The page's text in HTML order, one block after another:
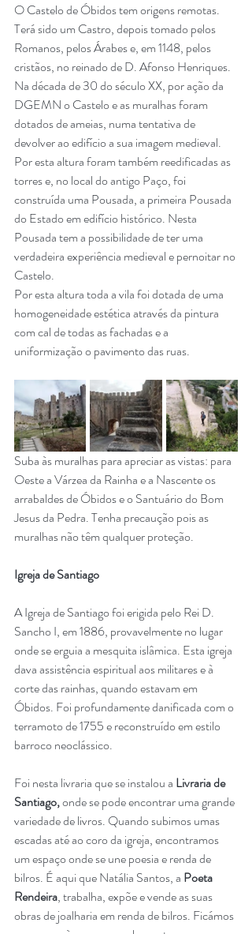
O Castelo de Óbidos tem origens remotas.
Terá sido um Castro, depois tomado pelos
Romanos, pelos Árabes e, em 1148, pelos
cristãos, no reinado de D. Afonso Henriques.
Na década de 30 do século XX, por ação da
DGEMN o Castelo e as muralhas foram
dotados de ameias, numa tentativa de
devolver ao edifício a sua imagem medieval.
Por esta altura foram também reedificadas as
torres e, no local do antigo Paço, foi
construída uma Pousada, a primeira Pousada
do Estado em edifício histórico. Nesta
Pousada tem a possibilidade de ter uma
verdadeira experiência medieval e pernoitar no
Castelo.
Por esta altura toda a vila foi dotada de uma
homogeneidade estética através da pintura
com cal de todas as fachadas e a
uniformização o pavimento das ruas.
Suba às muralhas para apreciar as vistas: para
Oeste a Várzea da Rainha e a Nascente os
arrabaldes de Óbidos e o Santuário do Bom
Jesus da Pedra. Tenha precaução pois as
muralhas não têm qualquer proteção.
Igreja de Santiago
A Igreja de Santiago foi erigida pelo Rei D.
Sancho I, em 1886, provavelmente no lugar
onde se erguia a mesquita islâmica. Esta igreja
dava assistência espiritual aos militares e à
corte das rainhas, quando estavam em
Óbidos. Foi profundamente danificada com o
terramoto de 1755 e reconstruído em estilo
barroco neoclássico.
Foi nesta livraria que se instalou a Livraria de
Santiago, onde se pode encontrar uma grande
variedade de livros. Quando subimos umas
escadas até ao coro da igreja, encontramos
um espaço onde se une poesia e renda de
bilros. É aqui que Natália Santos, a Poeta
Rendeira, trabalha, expõe e vende as suas
obras de joalharia em renda de bilros. Ficámos